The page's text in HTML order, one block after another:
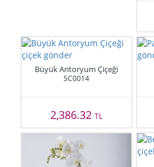
Büyük Antoryum Çiçeği
SC0014
2,386.32TL